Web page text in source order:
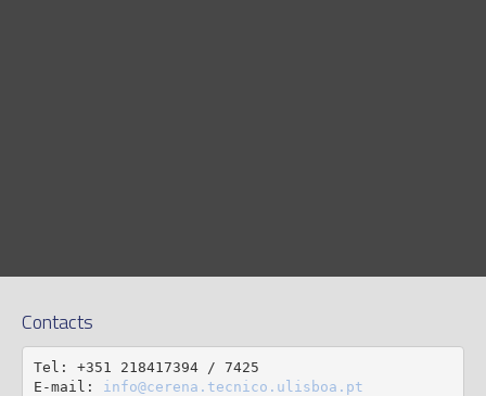
Contacts
Tel: +351 218417394 / 7425
E-mail: info@cerena.tecnico.ulisboa.pt